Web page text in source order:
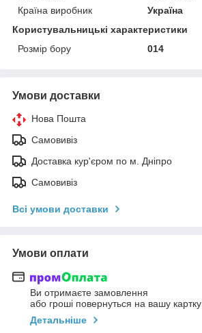
Країна виробник
Україна
Користувальницькі характеристики
Розмір бору
014
Умови доставки
Нова Пошта
Самовивіз
Доставка кур'єром по м. Дніпро
Самовивіз
Всі умови доставки
Умови оплати
Ви отримаєте замовлення
або гроші повернуться на вашу картку
Детальніше